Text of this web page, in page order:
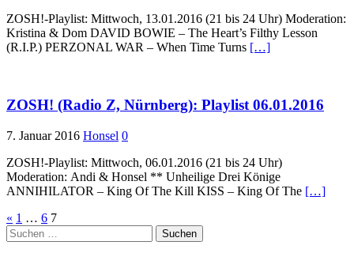
ZOSH!-Playlist: Mittwoch, 13.01.2016 (21 bis 24 Uhr) Moderation:
Kristina & Dom DAVID BOWIE – The Heart’s Filthy Lesson
(R.I.P.) PERZONAL WAR – When Time Turns […]
ZOSH! (Radio Z, Nürnberg): Playlist 06.01.2016
7. Januar 2016 Honsel 0
ZOSH!-Playlist: Mittwoch, 06.01.2016 (21 bis 24 Uhr)
Moderation: Andi & Honsel ** Unheilige Drei Könige
ANNIHILATOR – King Of The Kill KISS – King Of The […]
Seitennummerierung
der
« 1 … 6 7
Suchen
nach: